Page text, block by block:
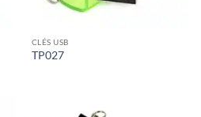
CLÉS USB
TP027